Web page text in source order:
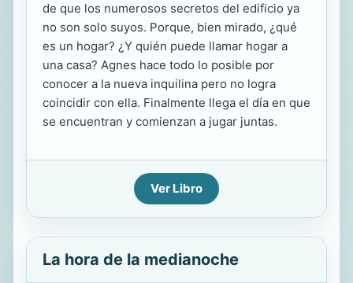
de que los numerosos secretos del edificio ya
no son solo suyos. Porque, bien mirado, ¿qué
es un hogar? ¿Y quién puede llamar hogar a
una casa? Agnes hace todo lo posible por
conocer a la nueva inquilina pero no logra
coincidir con ella. Finalmente llega el día en que
se encuentran y comienzan a jugar juntas.
Ver Libro
La hora de la medianoche